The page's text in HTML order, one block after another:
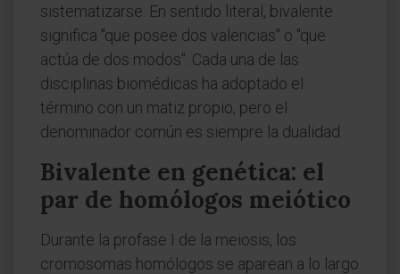
sistematizarse. En sentido literal, bivalente
significa "que posee dos valencias" o "que
actúa de dos modos". Cada una de las
disciplinas biomédicas ha adoptado el
término con un matiz propio, pero el
denominador común es siempre la dualidad.
Bivalente en genética: el
par de homólogos meiótico
Durante la profase I de la meiosis, los
cromosomas homólogos se aparean a lo largo